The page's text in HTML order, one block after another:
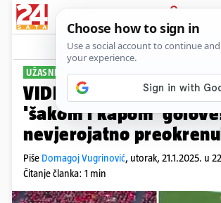
PRIJAVA
Sport
UŽASNE REAKCIJE
VIDEO Szczesny
'šakom i kapom'
nevjerojatno
Piše Domagoj Vugrinović, utorak, 21.1.2025. u
Čitanje članka: 1 min